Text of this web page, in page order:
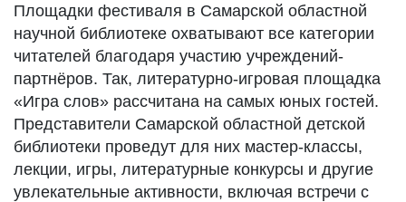
Площадки фестиваля в Самарской областной
научной библиотеке охватывают все категории
читателей благодаря участию учреждений-
партнёров. Так, литературно-игровая площадка
«Игра слов» рассчитана на самых юных гостей.
Представители Самарской областной детской
библиотеки проведут для них мастер-классы,
лекции, игры, литературные конкурсы и другие
увлекательные активности, включая встречи с